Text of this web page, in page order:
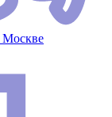
Москве